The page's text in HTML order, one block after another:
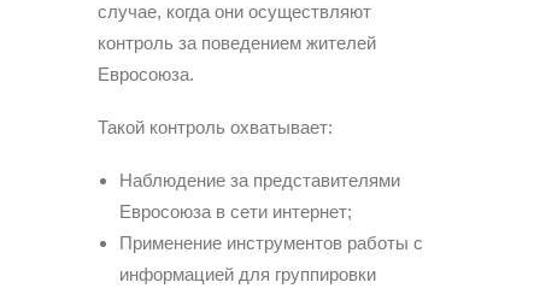
случае, когда они осуществляют
контроль за поведением жителей
Евросоюза.
Такой контроль охватывает:
Наблюдение за представителями
Евросоюза в сети интернет;
Применение инструментов работы с
информацией для группировки